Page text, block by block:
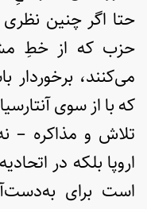
حزب که از خطِ
می‌کنند،
که با از سوی
تلاش‌ و مذاکره –
اروپا بلکه در
است برای